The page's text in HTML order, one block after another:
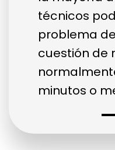
técnicos
problema
cuestión de
minutos o